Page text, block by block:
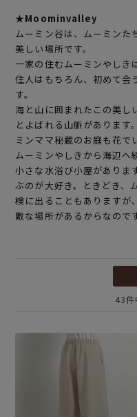
★Moominvalley
ムーミン谷は、ムーミンた
美しい場所です。
一家の住むムーミンやしき
住人はもちろん、初めて会
す。
海と山に囲まれたこの美し
とよばれる山脈があります
ミンママ秘蔵のお庭も花で
ムーミンやしきから海辺へ
小さな水浴び小屋がありま
ぶのが大好き。ときどき、
検に出ることもありますが
敵な場所があるからなのです
43件